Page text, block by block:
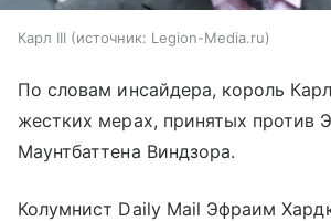
Карл III источник: Legion-Media.ru
По словам инсайдера, король
жестких мерах, принятых против
Маунтбаттена Виндзора.
Колумнист Daily Mail Эфраим